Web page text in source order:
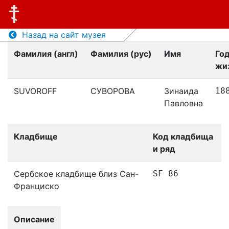
Назад на сайт музея
Фамилия (англ)
Фамилия (рус) Имя
SUVOROFF СУВОРОВА
Зинаида
Павловна
Кладбище
Код кладбища
и ряд
Сербское кладбище близ Сан-
Франциско
SF 86
Описание